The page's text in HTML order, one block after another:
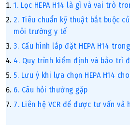
1. Lọc HEPA H14 là gì và vai trò
2. Tiêu chuẩn kỹ thuật bắt buộc
môi trường y tế
3. Cấu hình lắp đặt HEPA H14
4. Quy trình kiểm định và bảo trì
5. Lưu ý khi lựa chọn HEPA H14
6. Câu hỏi thường gặp
7. Liên hệ VCR để được tư vấn và